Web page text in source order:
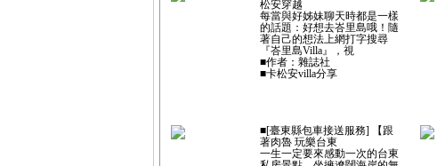
松安穿越
每當與好姊妹聊天時都是一樣
的話題：好想去峇里島哦！隨
著自己的想法上網打字搜尋
『峇里島Villa』，視
■作者：雜誌社
■卡松安villa分享
■[臺東縣包車接送服務] 【跟
著肉魯 玩樂台東
一生一定要來感動一次的台東